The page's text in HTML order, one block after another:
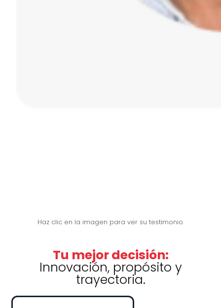
Haz clic en la imagen para ver su testimonio.
Tu mejor decisión:
Innovación, propósito y
trayectoria.